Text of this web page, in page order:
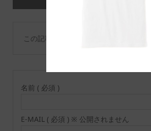
この記事へのコメントはありません。
名前 ( 必須 )
E-MAIL ( 必須 ) ※ 公開されません